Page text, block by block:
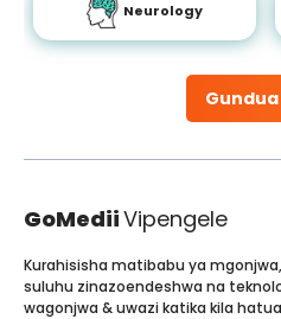
Neurology
GoMediiVipengele
Kurahisisha matibabu ya
suluhu zinazoendeshwa na
wagonjwa & uwazi katika kila